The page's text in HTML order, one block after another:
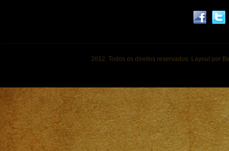
2012. Todos os direitos reservados. Layout por